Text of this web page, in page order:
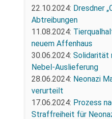
22.10.2024: Dresdner
Abtreibungen
11.08.2024:
neuem Affenhaus
30.06.2024: Solidarität
Nebel-Auslieferung
28.06.2024: Neonazi
verurteilt
17.06.2024: Prozess
Straffreiheit für